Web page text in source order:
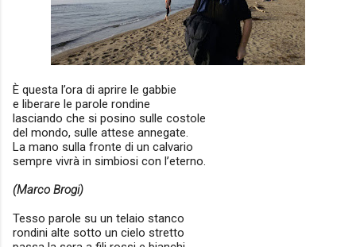
È questa l’ora di aprire le gabbie
e liberare le parole rondine
lasciando che si posino sulle costole
del mondo, sulle attese annegate.
La mano sulla fronte di un calvario
sempre vivrà in simbiosi con l’eterno.
(Marco Brogi)
Tesso parole su un telaio stanco
rondini alte sotto un cielo stretto